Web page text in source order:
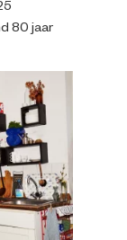
80 jaar